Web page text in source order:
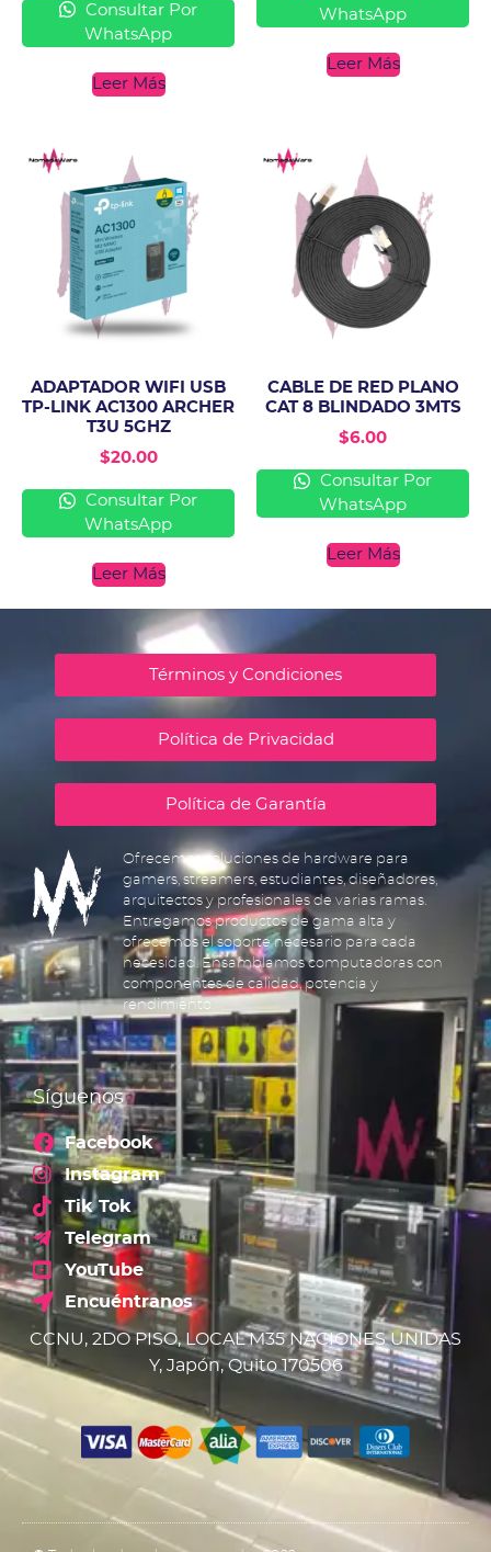
Consultar Por
WhatsApp
Leer Más
WhatsApp
Leer Más
ADAPTADOR WIFI USB
TP-LINK AC1300 ARCHER
T3U 5GHZ
$20.00
Consultar Por
WhatsApp
Leer Más
CABLE DE RED PLANO
CAT 8 BLINDADO 3MTS
$6.00
Consultar Por
WhatsApp
Leer Más
Términos y Condiciones
Política de Privacidad
Política de Garantía
Ofrecemos soluciones de hardware para
gamers, streamers, estudiantes, diseñadores,
arquitectos y profesionales de varias ramas.
Entregamos productos de gama alta y
ofrecemos el soporte necesario para cada
necesidad. Ensamblamos computadoras con
componentes de calidad, potencia y
rendimiento.
Síguenos
Facebook
Instagram
Tik Tok
Telegram
YouTube
Encuéntranos
CCNU, 2DO PISO, LOCAL M35 NACIONES UNIDAS
Y, Japón, Quito 170506